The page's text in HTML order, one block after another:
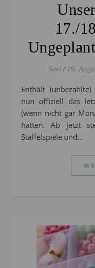
17./
Sari / 19.
Enthält (unbezahlte) Werbung* Dieses #WIB war
nun offiziell das
(wenn nicht gar
hatten. Ab jetzt
Staffelspiele und…